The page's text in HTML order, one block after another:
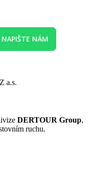
NÁM
a.s.
DERTOUR Group,
ruchu.